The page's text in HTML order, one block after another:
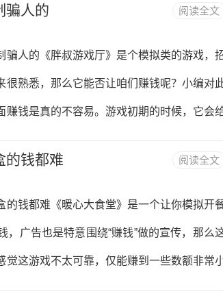
的作用，是让你相信，这游戏真的能赚钱提
阅读全文
骗人的
人的《胖叔游戏厅》是个模拟类的游戏，
很熟悉，那么它能否让咱们赚钱呢？小编对
钱是真的不容易。游戏初期的时候，它会
开始给你画大饼了。它给的奖励越来越多，
阅读全文
的钱都难
的钱都难《暖心大食堂》是一个让你模拟开
广告也是特意围绕“赚钱”做的宣传，那么
这游戏不太可靠，仅能赚到一些数额非常